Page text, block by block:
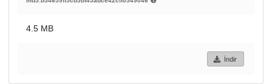
4.5 MB
İndir